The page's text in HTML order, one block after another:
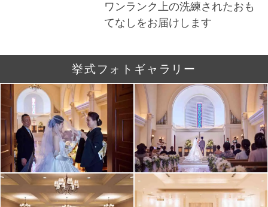
ワンランク上の洗練されたおも
てなしをお届けします
挙式フォトギャラリー